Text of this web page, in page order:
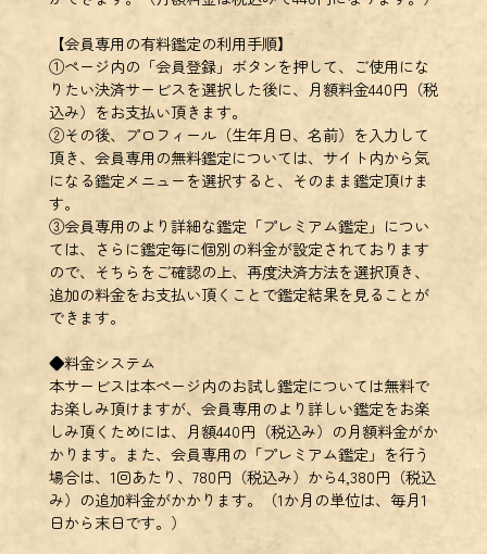
【会員専用の有料鑑定の利用手順】
①ページ内の「会員登録」ボタンを押して、ご使用にな
りたい決済サービスを選択した後に、月額料金440円（税
込み）をお支払い頂きます。
②その後、プロフィール（生年月日、名前）を入力して
頂き、会員専用の無料鑑定については、サイト内から気
になる鑑定メニューを選択すると、そのまま鑑定頂けま
す。
③会員専用のより詳細な鑑定「プレミアム鑑定」につい
ては、さらに鑑定毎に個別の料金が設定されております
ので、そちらをご確認の上、再度決済方法を選択頂き、
追加の料金をお支払い頂くことで鑑定結果を見ることが
できます。
◆料金システム
本サービスは本ページ内のお試し鑑定については無料で
お楽しみ頂けますが、会員専用のより詳しい鑑定をお楽
しみ頂くためには、月額440円（税込み）の月額料金がか
かります。また、会員専用の「プレミアム鑑定」を行う
場合は、1回あたり、780円（税込み）から4,380円（税込
み）の追加料金がかかります。（1か月の単位は、毎月1
日から末日です。）